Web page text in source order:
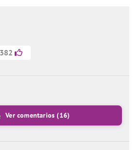
382
Ver comentarios(16)